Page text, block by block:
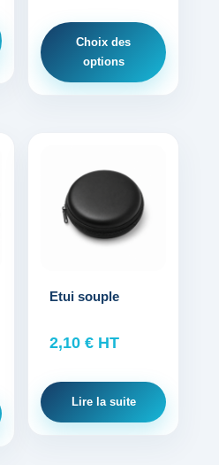
Choix des
options
la
page
Etui souple
2,10€ HT
Lire la suite